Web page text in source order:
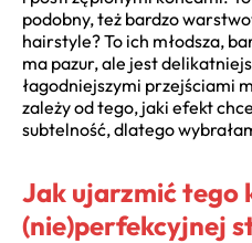
podobny, też bardzo
hairstyle? To ich młodsza,
ma pazur, ale jest
łagodniejszymi przejściami
zależy od tego, jaki efekt
subtelność, dlatego
Jak ujarzmić tego
(nie)perfekcyjnej